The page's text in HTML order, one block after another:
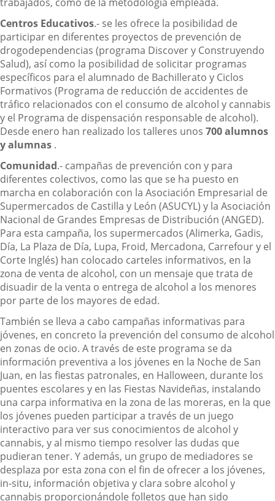
Centros Educativos.- se les ofrece la posibilidad de
participar en diferentes proyectos de prevención de
drogodependencias (programa Discover y Construyendo
Salud), así como la posibilidad de solicitar programas
específicos para el alumnado de Bachillerato y Ciclos
Formativos (Programa de reducción de accidentes de
tráfico relacionados con el consumo de alcohol y cannabis
y el Programa de dispensación responsable de alcohol).
Desde enero han realizado los talleres unos 700 alumnos
y alumnas .
Comunidad.- campañas de prevención con y para
diferentes colectivos, como las que se ha puesto en
marcha en colaboración con la Asociación Empresarial de
Supermercados de Castilla y León (ASUCYL) y la Asociación
Nacional de Grandes Empresas de Distribución (ANGED).
Para esta campaña, los supermercados (Alimerka, Gadis,
Día, La Plaza de Día, Lupa, Froid, Mercadona, Carrefour y el
Corte Inglés) han colocado carteles informativos, en la
zona de venta de alcohol, con un mensaje que trata de
disuadir de la venta o entrega de alcohol a los menores
por parte de los mayores de edad.
También se lleva a cabo campañas informativas para
jóvenes, en concreto la prevención del consumo de alcohol
en zonas de ocio. A través de este programa se da
información preventiva a los jóvenes en la Noche de San
Juan, en las fiestas patronales, en Halloween, durante los
puentes escolares y en las Fiestas Navideñas, instalando
una carpa informativa en la zona de las moreras, en la que
los jóvenes pueden participar a través de un juego
interactivo para ver sus conocimientos de alcohol y
cannabis, y al mismo tiempo resolver las dudas que
pudieran tener. Y además, un grupo de mediadores se
desplaza por esta zona con el fin de ofrecer a los jóvenes,
in-situ, información objetiva y clara sobre alcohol y
cannabis proporcionándole folletos que han sido